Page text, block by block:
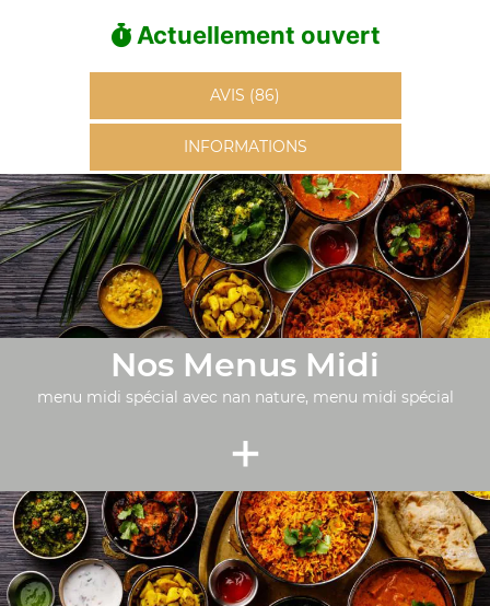
Actuellement ouvert
AVIS (86)
INFORMATIONS
Nos Menus Midi
menu midi spécial avec nan nature, menu midi spécial
+